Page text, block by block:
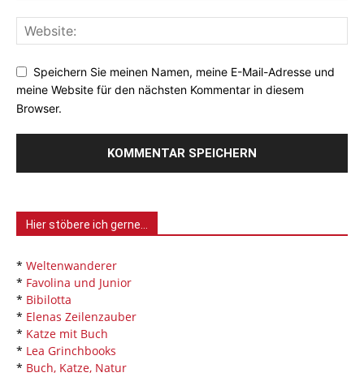
Speichern Sie meinen Namen, meine E-Mail-Adresse und
meine Website für den nächsten Kommentar in diesem
Browser.
Hier stöbere ich gerne…
* Weltenwanderer
* Favolina und Junior
* Bibilotta
* Elenas Zeilenzauber
* Katze mit Buch
* Lea Grinchbooks
* Buch, Katze, Natur